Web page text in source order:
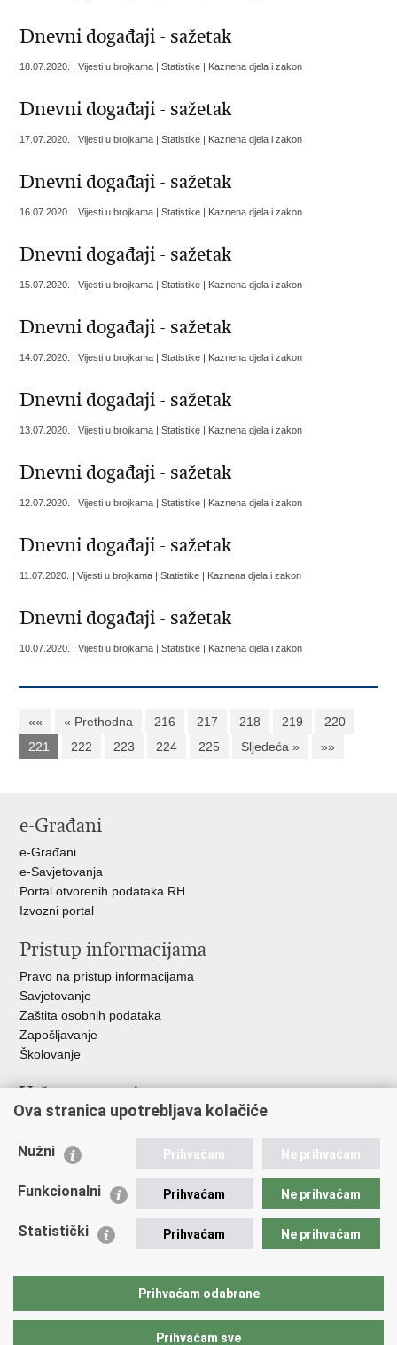
Dnevni događaji - sažetak
18.07.2020. | Vijesti u brojkama | Statistike | Kaznena djela i zakon
Dnevni događaji - sažetak
17.07.2020. | Vijesti u brojkama | Statistike | Kaznena djela i zakon
Dnevni događaji - sažetak
16.07.2020. | Vijesti u brojkama | Statistike | Kaznena djela i zakon
Dnevni događaji - sažetak
15.07.2020. | Vijesti u brojkama | Statistike | Kaznena djela i zakon
Dnevni događaji - sažetak
14.07.2020. | Vijesti u brojkama | Statistike | Kaznena djela i zakon
Dnevni događaji - sažetak
13.07.2020. | Vijesti u brojkama | Statistike | Kaznena djela i zakon
Dnevni događaji - sažetak
12.07.2020. | Vijesti u brojkama | Statistike | Kaznena djela i zakon
Dnevni događaji - sažetak
11.07.2020. | Vijesti u brojkama | Statistike | Kaznena djela i zakon
Dnevni događaji - sažetak
10.07.2020. | Vijesti u brojkama | Statistike | Kaznena djela i zakon
«« « Prethodna 216 217 218 219
220
221
222 223 224 225 Sljedeća » »»
e-Građani
e-Građani
e-Savjetovanja
Portal otvorenih podataka RH
Izvozni portal
Pristup informacijama
Pravo na pristup informacijama
Savjetovanje
Zaštita osobnih podataka
Zapošljavanje
Školovanje
Važne poveznice
Ministarstvo unutarnjih poslova
Udruge
Policijska akademija
Zaklada policijske solidarnosti
Vučetić"
Ova stranica upotrebljava kolačiće
Nužni Prihvaćam Ne prihvaćam
Funkcionalni Prihvaćam Ne prihvaćam
Statistički Prihvaćam Ne prihvaćam
Prihvaćam odabrane
Prihvaćam sve